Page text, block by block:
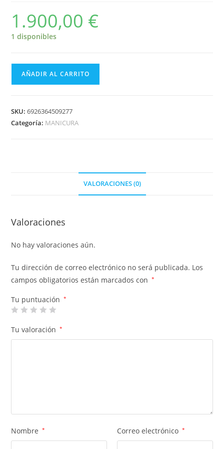
1.900,00 €
1 disponibles
AÑADIR AL CARRITO
SKU:6926364509277
Categoría: MANICURA
VALORACIONES (0)
Valoraciones
No hay valoraciones aún.
Tu dirección de correo electrónico no será publicada. Los
campos obligatorios están marcados con
*
Tu puntuación *
Tu valoración *
Nombre * Correo electrónico *